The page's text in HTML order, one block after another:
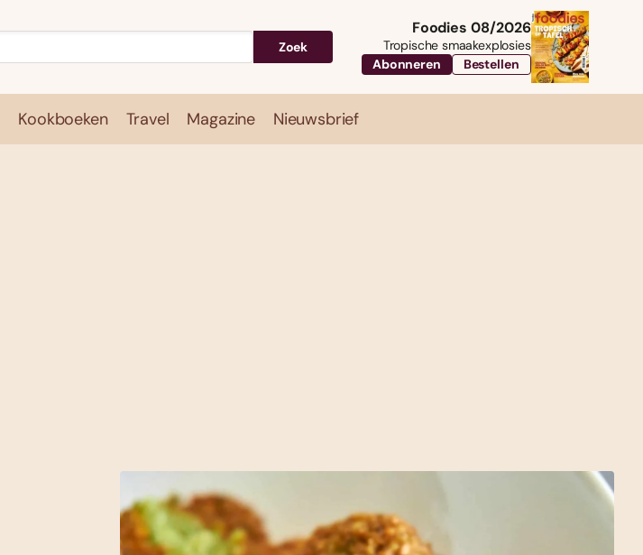
Zoek
Foodies 08/2026
Tropische smaakexplosies
Abonneren
Bestellen
Kookboeken Travel Magazine Nieuwsbrief